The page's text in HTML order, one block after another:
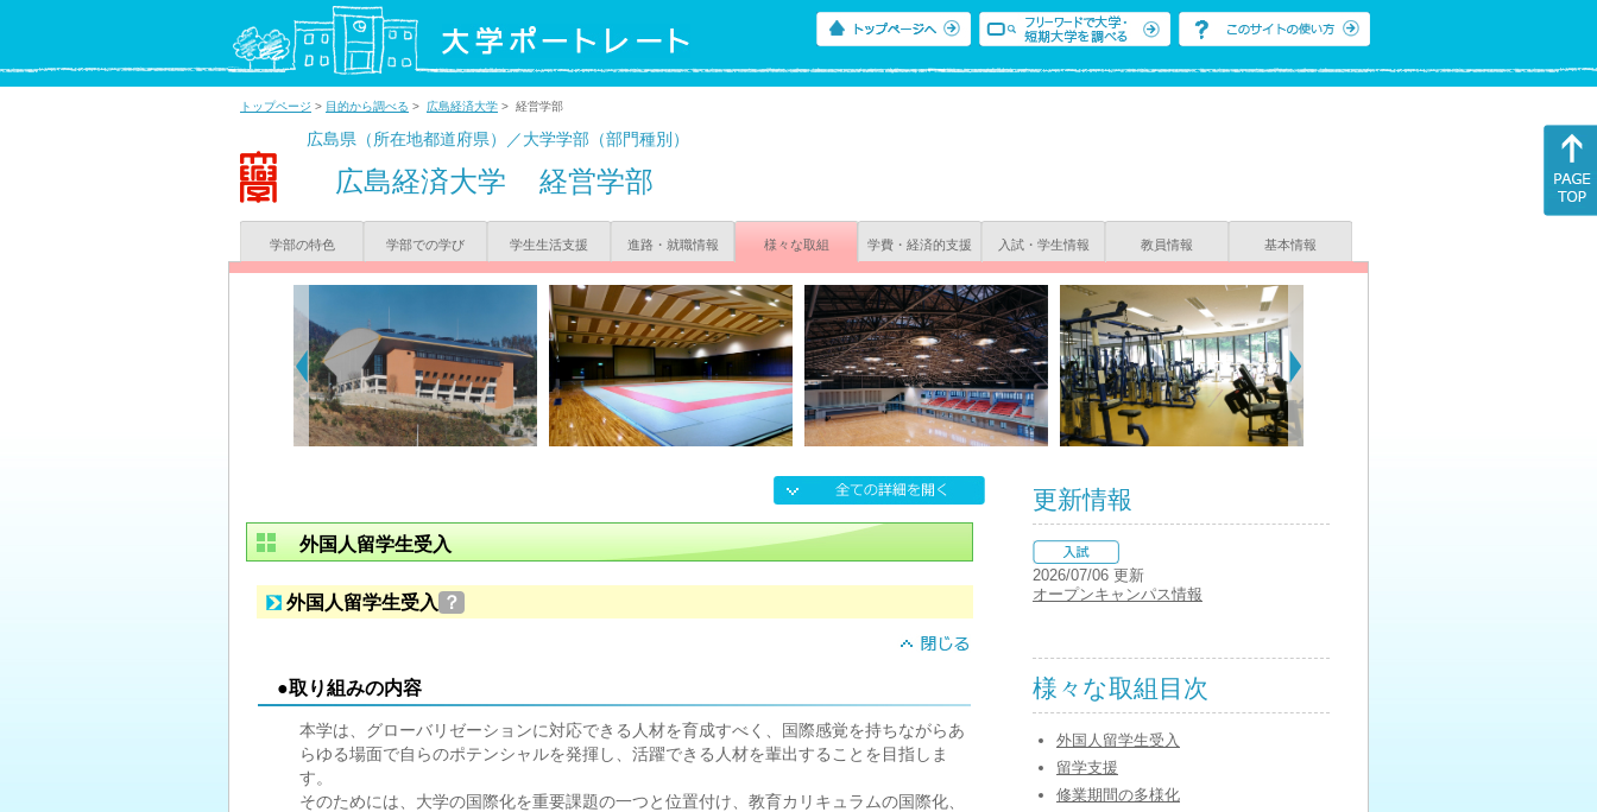
トップページ > 目的から調べる > 広島経済大学 > 経営学部
広島県（所在地都道府県）／大学学部（部門種別）
広島経済大学 経営学部
学部の特色 学部での学び 学生生活支援 進路・就職情報 様々な取組 学費・経済的支援 入試・学生情報 教員情報 基本情報
外国人留学生受入
外国人留学生受入 ？
●取り組みの内容
本学は、グローバリゼーションに対応できる人材を育成すべく、国際感覚を持ちながらあ
らゆる場面で自らのポテンシャルを発揮し、活躍できる人材を輩出することを目指しま
す。
そのためには、大学の国際化を重要課題の一つと位置付け、教育カリキュラムの国際化、
更新情報
2026/07/06 更新
オープンキャンパス情報
様々な取組目次
外国人留学生受入
留学支援
修業期間の多様化